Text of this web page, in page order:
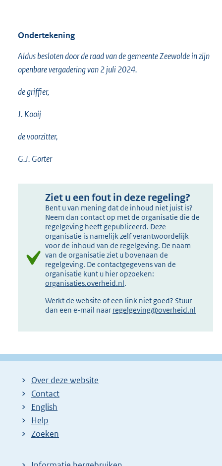
Ondertekening
Aldus besloten door de raad van de gemeente Zeewolde in zijn
openbare vergadering van 2 juli 2024.
de griffier,
J. Kooij
de voorzitter,
G.J. Gorter
Ziet u een fout in deze regeling?
Bent u van mening dat de inhoud niet juist is?
Neem dan contact op met de organisatie die de
regelgeving heeft gepubliceerd. Deze
organisatie is namelijk zelf verantwoordelijk
voor de inhoud van de regelgeving. De naam
van de organisatie ziet u bovenaan de
regelgeving. De contactgegevens van de
organisatie kunt u hier opzoeken:
organisaties.overheid.nl.
Werkt de website of een link niet goed? Stuur
dan een e-mail naar regelgeving@overheid.nl
Over deze website
Contact
English
Help
Zoeken